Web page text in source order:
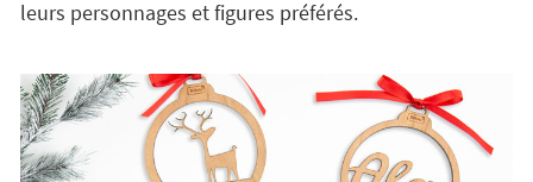
leurs personnages et figures préférés.